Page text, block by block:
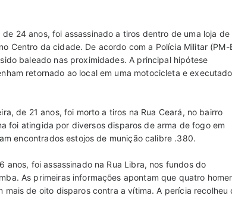
24 anos, foi assassinado a tiros dentro de uma loja de
Centro da cidade. De acordo com a Polícia Militar (PM-
baleado nas proximidades. A principal hipótese
retornado ao local em uma motocicleta e executado
de 21 anos, foi morto a tiros na Rua Ceará, no bairro
foi atingida por diversos disparos de arma de fogo em
encontrados estojos de munição calibre .380.
foi assassinado na Rua Libra, nos fundos do
As primeiras informações apontam que quatro
mais de oito disparos contra a vítima. A perícia recolheu